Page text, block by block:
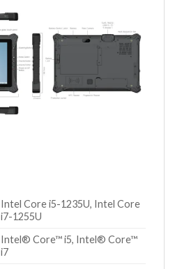
Intel Core i5-1235U, Intel Core
i7-1255U
Intel® Core™ i5, Intel® Core™
i7